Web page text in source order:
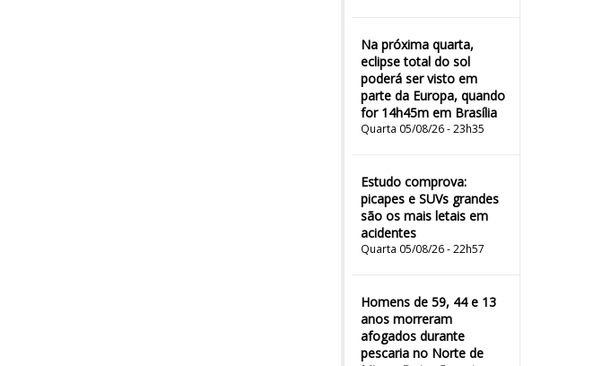
Na próxima quarta,
eclipse total do sol
poderá ser visto em
parte da Europa, quando
for 14h45m em Brasília
Quarta 05/08/26 - 23h35
Estudo comprova:
picapes e SUVs grandes
são os mais letais em
acidentes
Quarta 05/08/26 - 22h57
Homens de 59, 44 e 13
anos morreram
afogados durante
pescaria no Norte de